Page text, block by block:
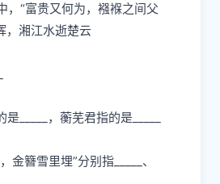
，“富贵⼜何为，襁褓之间⽗
，湘江⽔逝楚云
是 _____，蘅芜君指的是_____
⾦簪雪⾥埋”分别指 _____、